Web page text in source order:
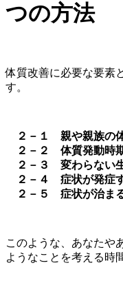
つの方法
体質改善に必要な要素
す。
２－１ 親や親族の
２－２ 体質発動時
２－３ 変わらない
２－４ 症状が発症
２－５ 症状が治ま
このような、あなたや
ようなことを考える時